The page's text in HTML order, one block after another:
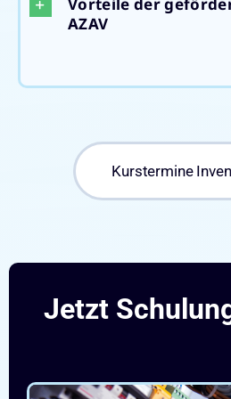
AZAV
Kurstermine
Jetzt